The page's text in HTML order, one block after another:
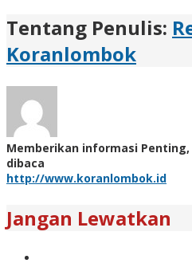
Tentang Penulis:
Koranlombok
Memberikan informasi
dibaca
http://www.koranlombok.id
Jangan Lewatkan